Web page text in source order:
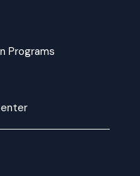
Programs